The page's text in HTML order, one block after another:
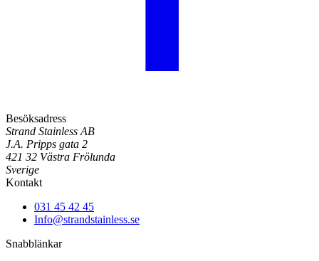
Besöksadress
Strand Stainless AB
J.A. Pripps gata 2
421 32 Västra Frölunda
Sverige
Kontakt
031 45 42 45
Info@strandstainless.se
Snabblänkar